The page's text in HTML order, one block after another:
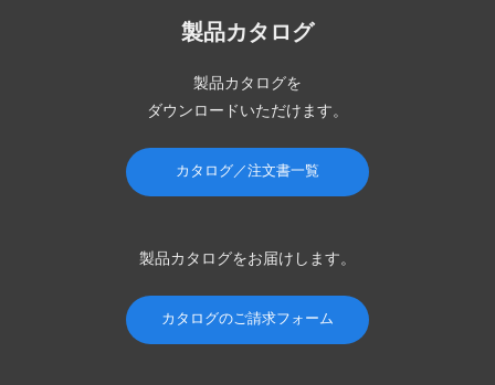
製品カタログ
製品カタログを
ダウンロードいただけます。
カタログ／注文書一覧
製品カタログをお届けします。
カタログのご請求フォーム